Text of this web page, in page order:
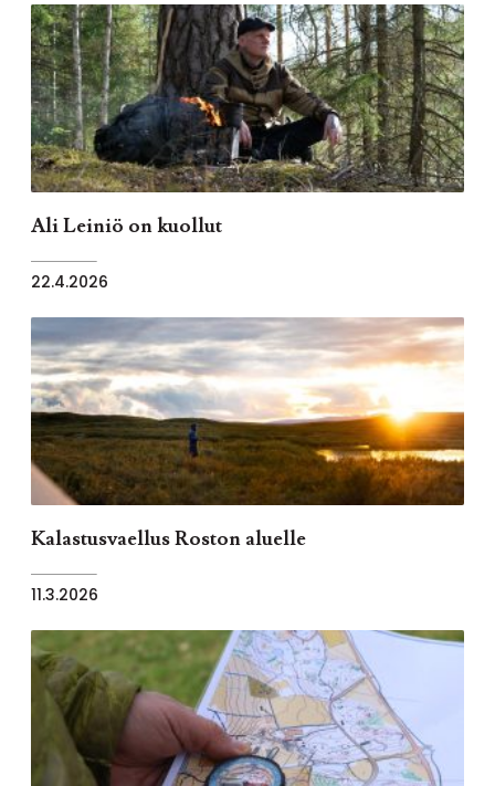
Ali Leiniö on kuollut
22.4.2026
Kalastusvaellus Roston aluelle
11.3.2026